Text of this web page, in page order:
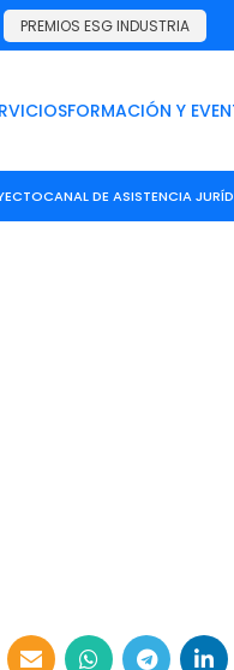
PREMIOS ESG INDUSTRIA
FORMACIÓN Y
CANAL DE ASISTENCIA